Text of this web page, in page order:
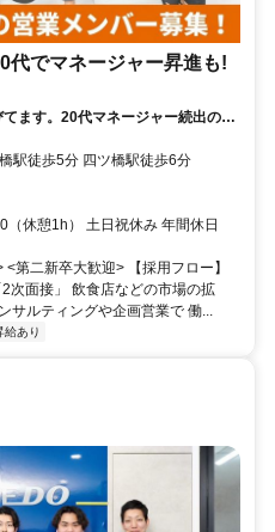
代でマネージャー昇進も!
ます。20代マネージャー続出の営
長堀橋駅徒歩5分 四ツ橋駅徒歩6分
休憩1h） 土日祝休み 年間休日
第二新卒大歓迎> 【採用フロー】
次面接」 飲食店などの市場の拡
サルティングや企画営業で 働...
給あり